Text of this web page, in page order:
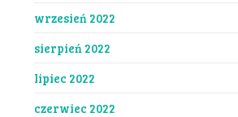
wrzesień 2022
sierpień 2022
lipiec 2022
czerwiec 2022